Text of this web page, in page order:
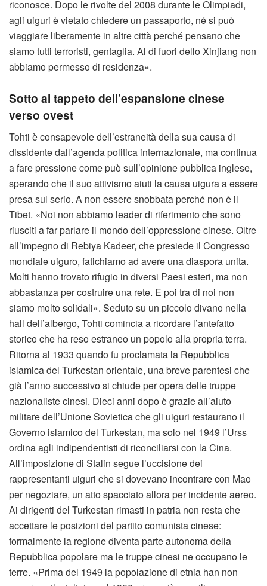
riconosce. Dopo le rivolte del 2008 durante le Olimpiadi,
agli uiguri è vietato chiedere un passaporto, né si può
viaggiare liberamente in altre città perché pensano che
siamo tutti terroristi, gentaglia. Al di fuori dello Xinjiang non
abbiamo permesso di residenza».
Sotto al tappeto dell’espansione cinese
verso ovest
Tohti è consapevole dell’estraneità della sua causa di
dissidente dall’agenda politica internazionale, ma continua
a fare pressione come può sull’opinione pubblica inglese,
sperando che il suo attivismo aiuti la causa uigura a essere
presa sul serio. A non essere snobbata perché non è il
Tibet. «Noi non abbiamo leader di riferimento che sono
riusciti a far parlare il mondo dell’oppressione cinese. Oltre
all’impegno di Rebiya Kadeer, che presiede il Congresso
mondiale uiguro, fatichiamo ad avere una diaspora unita.
Molti hanno trovato rifugio in diversi Paesi esteri, ma non
abbastanza per costruire una rete. E poi tra di noi non
siamo molto solidali». Seduto su un piccolo divano nella
hall dell’albergo, Tohti comincia a ricordare l’antefatto
storico che ha reso estraneo un popolo alla propria terra.
Ritorna al 1933 quando fu proclamata la Repubblica
islamica del Turkestan orientale, una breve parentesi che
già l’anno successivo si chiude per opera delle truppe
nazionaliste cinesi. Dieci anni dopo è grazie all’aiuto
militare dell’Unione Sovietica che gli uiguri restaurano il
Governo islamico del Turkestan, ma solo nel 1949 l’Urss
ordina agli indipendentisti di riconciliarsi con la Cina.
All’imposizione di Stalin segue l’uccisione dei
rappresentanti uiguri che si dovevano incontrare con Mao
per negoziare, un atto spacciato allora per incidente aereo.
Ai dirigenti del Turkestan rimasti in patria non resta che
accettare le posizioni del partito comunista cinese:
formalmente la regione diventa parte autonoma della
Repubblica popolare ma le truppe cinesi ne occupano le
terre. «Prima del 1949 la popolazione di etnia han non